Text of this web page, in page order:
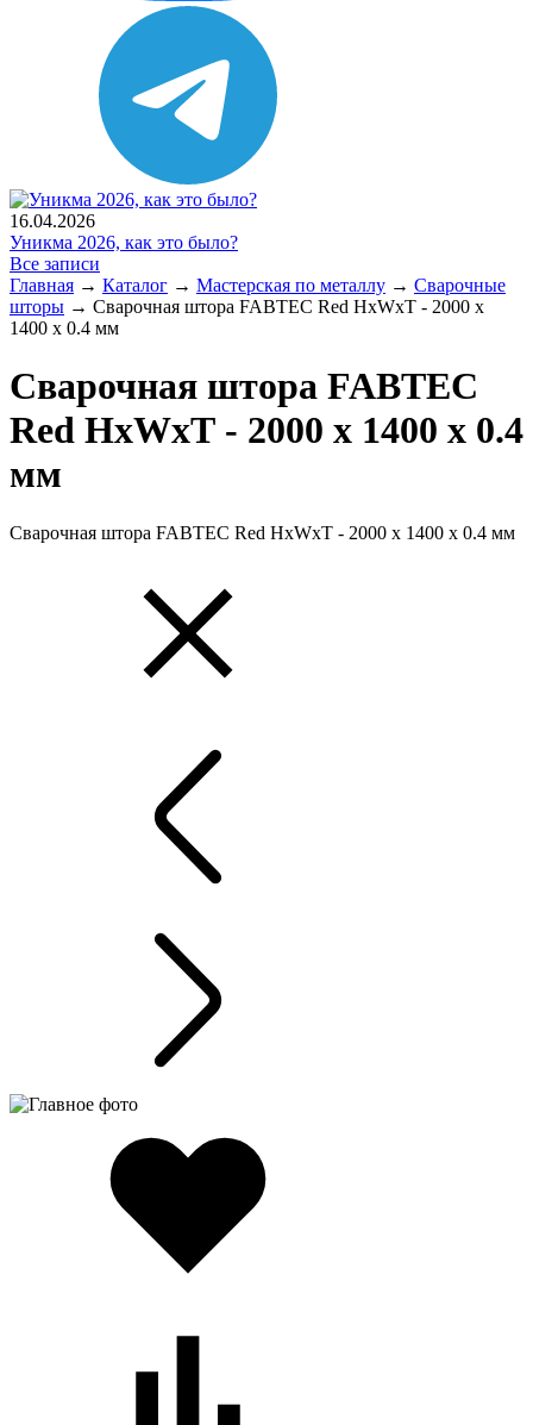
16.04.2026
Уникма 2026, как это было?
Все записи
Главная → Каталог → Мастерская по металлу → Сварочные
шторы → Сварочная штора FABTEC Red HхWхТ - 2000 х
1400 х 0.4 мм
Сварочная штора FABTEC
Red HхWхТ - 2000 х 1400 х 0.4
мм
Сварочная штора FABTEC Red HхWхТ - 2000 х 1400 х 0.4 мм